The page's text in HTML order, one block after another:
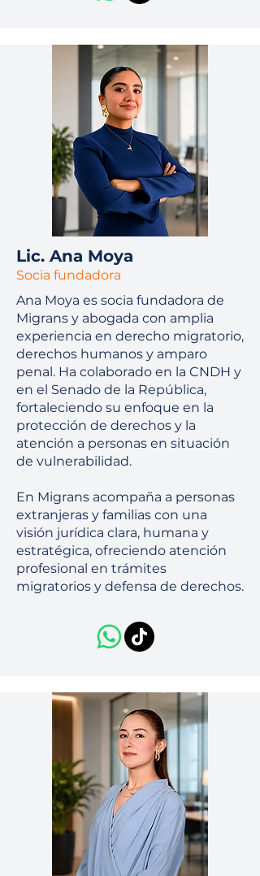
Lic. Ana Moya
Socia fundadora
Ana Moya es socia fundadora de
Migrans y abogada con amplia
experiencia en derecho migratorio,
derechos humanos y amparo
penal. Ha colaborado en la CNDH y
en el Senado de la República,
fortaleciendo su enfoque en la
protección de derechos y la
atención a personas en situación
de vulnerabilidad.
En Migrans acompaña a personas
extranjeras y familias con una
visión jurídica clara, humana y
estratégica, ofreciendo atención
profesional en trámites
migratorios y defensa de derechos.